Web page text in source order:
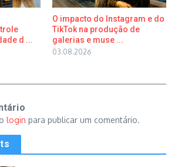
d ...
O impacto do Instagram e do
TikTok na produção de
galerias e muse ...
03.08.2026
login para publicar um comentário.